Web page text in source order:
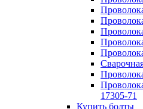
17305-71
Купить болты